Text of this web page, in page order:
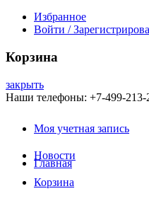
Избранное
Войти /
Корзина
закрыть
Наши телефоны: +7-499-213-
Моя учетная запись
Новости
Корзина
Главная